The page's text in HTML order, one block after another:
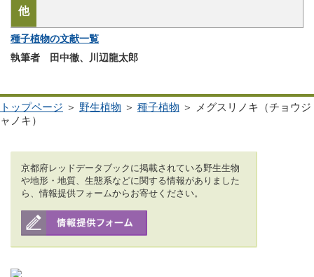
他
種子植物の文献一覧
執筆者 田中徹、川辺龍太郎
トップページ ＞ 野生植物 ＞ 種子植物 ＞ メグスリノキ（チョウジ
ャノキ）
京都府レッドデータブックに掲載されている野生生物
や地形・地質、生態系などに関する情報がありました
ら、情報提供フォームからお寄せください。